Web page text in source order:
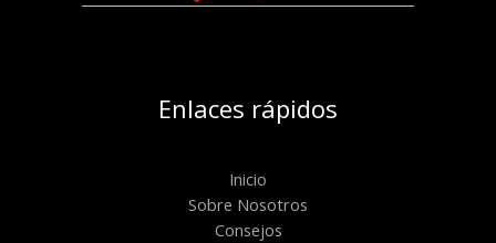
Enlaces rápidos
Inicio
Sobre Nosotros
Consejos